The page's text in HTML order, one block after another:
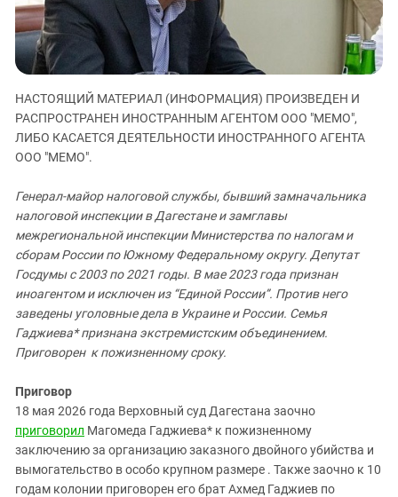
ЗАСТАВЛЯЕТ
КАВКАЗ ЗА ПАЛЕСТИНУ
ИНАКОМЫСЛИЕ В ЧЕЧНЕ
ПРЕСЛЕДОВАНИЕ АКТИВИСТОВ
МОБИЛИЗАЦИЯ И ПРОТЕСТЫ
Дагестан
Ингушетия
Кабардино-Балкария
Калмыкия
Карачаево-Черкесия
Краснодарский край
Российская Федерация
Ростовская область
Северная Осетия - Алания
СКФО
Ставропольский край
Южный Кавказ
ЮФО
НАСТОЯЩИЙ МАТЕРИАЛ (ИНФОРМАЦИЯ) ПРОИЗВЕДЕН И
РАСПРОСТРАНЕН ИНОСТРАННЫМ АГЕНТОМ ООО "МЕМО",
ЛИБО КАСАЕТСЯ ДЕЯТЕЛЬНОСТИ ИНОСТРАННОГО АГЕНТА
ООО "МЕМО".
Генерал-майор налоговой службы, бывший замначальника
налоговой инспекции в Дагестане и замглавы
межрегиональной инспекции Министерства по налогам и
сборам России по Южному Федеральному округу. Депутат
Госдумы с 2003 по 2021 годы. В мае 2023 года признан
иноагентом и исключен из “Единой России”. Против него
заведены уголовные дела в Украине и России. Семья
Гаджиева* признана экстремистским объединением.
Приговорен к пожизненному сроку.
Приговор
18 мая 2026 года Верховный суд Дагестана заочно
приговорил Магомеда Гаджиева* к пожизненному
заключению за организацию заказного двойного убийства и
вымогательство в особо крупном размере . Также заочно к 10
годам колонии приговорен его брат Ахмед Гаджиев по